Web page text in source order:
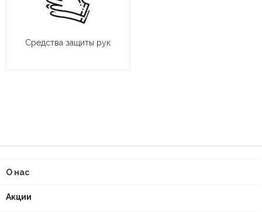
Средства защиты рук
О нас
Акции